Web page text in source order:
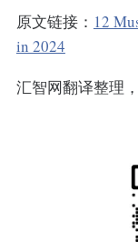
原文链接： 12
in 2024
汇智网翻译整理